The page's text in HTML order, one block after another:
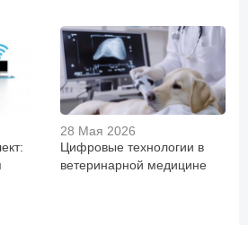
28 Мая 2026
Цифровые технологии в
ветеринарной медицине